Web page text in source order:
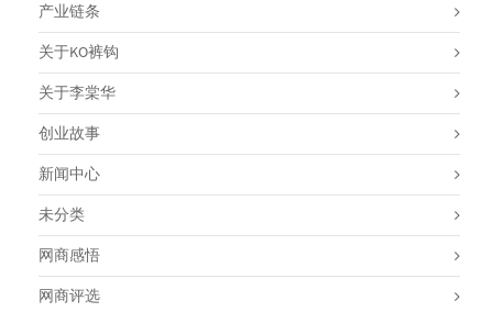
产业链条
关于KO裤钩
关于李棠华
创业故事
新闻中心
未分类
网商感悟
网商评选